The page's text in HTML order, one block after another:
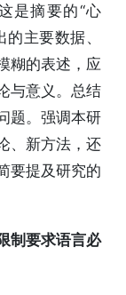
是摘要的“心
主要数据、
糊的表述，应
与意义。总结
题。强调本研
、新方法，还
要提及研究的
制要求语言必